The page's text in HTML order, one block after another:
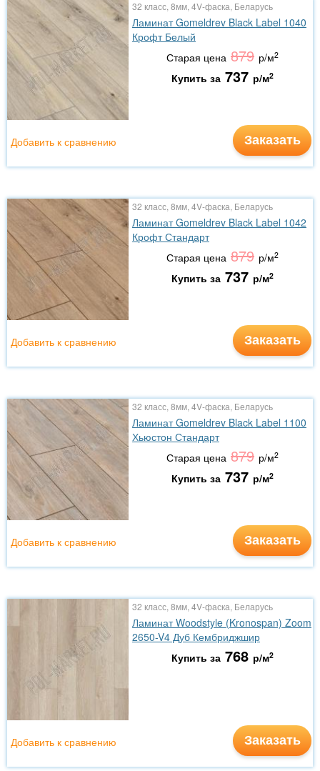
32 класс, 8мм, 4V-фаска, Беларусь
Ламинат Gomeldrev Black Label 1040
Крофт Белый
Старая цена 879 р/м2
Купить за 737 р/м2
Заказать
Добавить к сравнению
32 класс, 8мм, 4V-фаска, Беларусь
Ламинат Gomeldrev Black Label 1042
Крофт Стандарт
Старая цена 879 р/м2
Купить за 737 р/м2
Заказать
Добавить к сравнению
32 класс, 8мм, 4V-фаска, Беларусь
Ламинат Gomeldrev Black Label 1100
Хьюстон Стандарт
Старая цена 879 р/м2
Купить за 737 р/м2
Заказать
Добавить к сравнению
32 класс, 8мм, 4V-фаска, Беларусь
Ламинат Woodstyle (Kronospan) Zoom
2650-V4 Дуб Кембриджшир
Купить за 768 р/м2
Заказать
Добавить к сравнению